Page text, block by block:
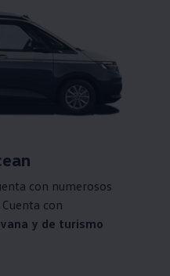
con numerosos
con
y de turismo